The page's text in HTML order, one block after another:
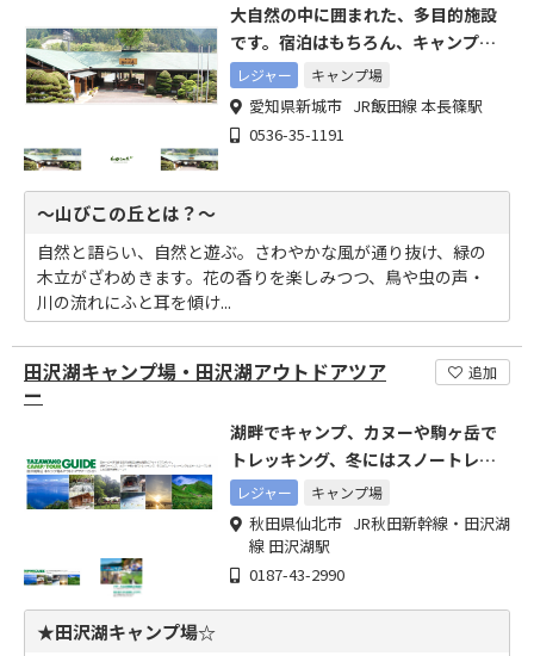
大自然の中に囲まれた、多目的施設
です。宿泊はもちろん、キャンプ・
BBQもできます
レジャー キャンプ場
愛知県新城市 JR飯田線 本長篠駅
0536-35-1191
～山びこの丘とは？～
自然と語らい、自然と遊ぶ。さわやかな風が通り抜け、緑の
木立がざわめきます。花の香りを楽しみつつ、鳥や虫の声・
川の流れにふと耳を傾け...
田沢湖キャンプ場・田沢湖アウトドアツア
ー
追加
湖畔でキャンプ、カヌーや駒ヶ岳で
トレッキング、冬にはスノートレッ
キングなどが楽しめる！
レジャー キャンプ場
秋田県仙北市 JR秋田新幹線・田沢湖
線 田沢湖駅
0187-43-2990
★田沢湖キャンプ場☆